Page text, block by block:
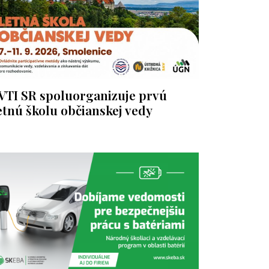
SR spoluorganizuje prvú
školu občianskej vedy